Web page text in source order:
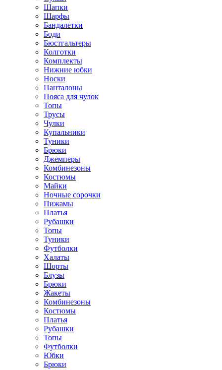
Шапки
Шарфы
Бандалетки
Боди
Бюстгальтеры
Колготки
Комплекты
Нижние юбки
Носки
Панталоны
Поясa для чулок
Топы
Трусы
Чулки
Купальники
Туники
Брюки
Джемперы
Комбинезоны
Костюмы
Майки
Ночные сорочки
Пижамы
Платья
Рубашки
Топы
Туники
Футболки
Халаты
Шорты
Блузы
Брюки
Жакеты
Комбинезоны
Костюмы
Платья
Рубашки
Топы
Футболки
Юбки
Брюки